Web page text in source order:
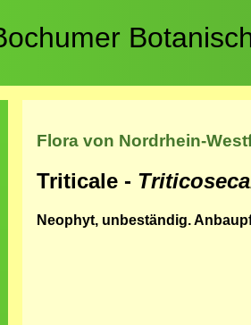
Flora von Nordrhein-
Triticale -
Neophyt, unbeständig.